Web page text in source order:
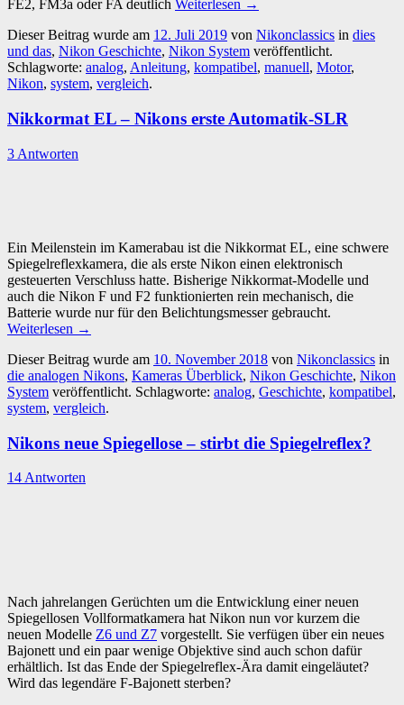
FE2, FM3a oder FA deutlich Weiterlesen →
Dieser Beitrag wurde am 12. Juli 2019 von Nikonclassics in dies
und das, Nikon Geschichte, Nikon System veröffentlicht.
Schlagworte: analog, Anleitung, kompatibel, manuell, Motor,
Nikon, system, vergleich.
Nikkormat EL – Nikons erste Automatik-SLR
3 Antworten
Ein Meilenstein im Kamerabau ist die Nikkormat EL, eine schwere
Spiegelreflexkamera, die als erste Nikon einen elektronisch
gesteuerten Verschluss hatte. Bisherige Nikkormat-Modelle und
auch die Nikon F und F2 funktionierten rein mechanisch, die
Batterie wurde nur für den Belichtungsmesser gebraucht.
Weiterlesen →
Dieser Beitrag wurde am 10. November 2018 von Nikonclassics in
die analogen Nikons, Kameras Überblick, Nikon Geschichte, Nikon
System veröffentlicht. Schlagworte: analog, Geschichte, kompatibel,
system, vergleich.
Nikons neue Spiegellose – stirbt die Spiegelreflex?
14 Antworten
Nach jahrelangen Gerüchten um die Entwicklung einer neuen
Spiegellosen Vollformatkamera hat Nikon nun vor kurzem die
neuen Modelle Z6 und Z7 vorgestellt. Sie verfügen über ein neues
Bajonett und ein paar wenige Objektive sind auch schon dafür
erhältlich. Ist das Ende der Spiegelreflex-Ära damit eingeläutet?
Wird das legendäre F-Bajonett sterben?